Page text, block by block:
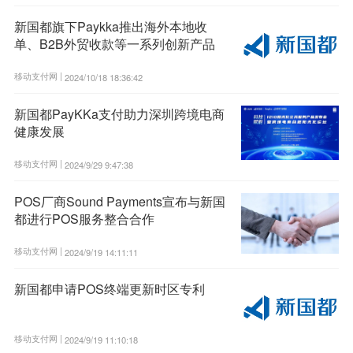
新国都旗下Paykka推出海外本地收
单、B2B外贸收款等一系列创新产品
移动支付网 | 2024/10/18 18:36:42
新国都PayKKa支付助力深圳跨境电商
健康发展
移动支付网 | 2024/9/29 9:47:38
POS厂商Sound Payments宣布与新国
都进行POS服务整合合作
移动支付网 | 2024/9/19 14:11:11
新国都申请POS终端更新时区专利
移动支付网 | 2024/9/19 11:10:18